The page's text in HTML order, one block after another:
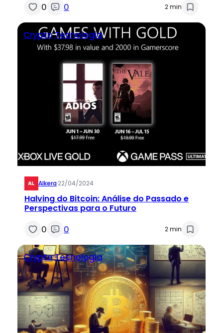
0 0 2 min
CryptoTecnologia
Alkera·22/04/2024
Halving do Bitcoin: Análise do Passado e
Perspectivas para o Futuro
0 0 2 min
CryptoTecnologia